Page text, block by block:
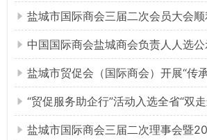
盐城市国际商会三届二次会员大会
中国国际商会盐城商会负责人人选
盐城市贸促会（国际商会）开展“传
企合力”主题活动
“贸促服务助企行”活动入选全省“双
典型案例
盐城市国际商会三届二次理事会暨